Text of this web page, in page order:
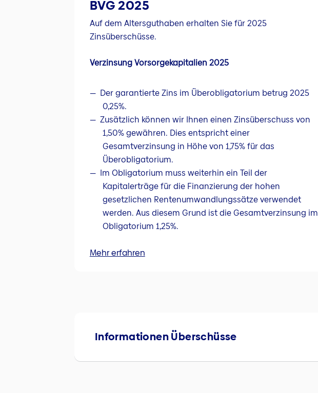
BVG 2025
Auf dem Altersguthaben erhalten Sie für 2025
Zinsüberschüsse.
Verzinsung Vorsorgekapitalien 2025
Der garantierte Zins im Überobligatorium betrug 2025
0,25%.
Zusätzlich können wir Ihnen einen Zinsüberschuss von
1,50% gewähren. Dies entspricht einer
Gesamtverzinsung in Höhe von 1,75% für das
Überobligatorium.
Im Obligatorium muss weiterhin ein Teil der
Kapitalerträge für die Finanzierung der hohen
gesetzlichen Rentenumwandlungssätze verwendet
werden. Aus diesem Grund ist die Gesamtverzinsung im
Obligatorium 1,25%.
Mehr erfahren
Informationen Überschüsse